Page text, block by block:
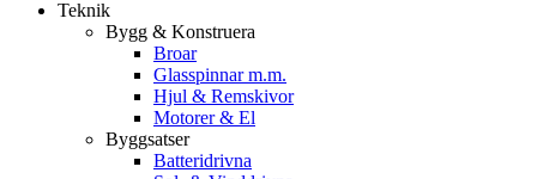
Teknik
Bygg & Konstruera
Broar
Glasspinnar m.m.
Hjul & Remskivor
Motorer & El
Byggsatser
Batteridrivna